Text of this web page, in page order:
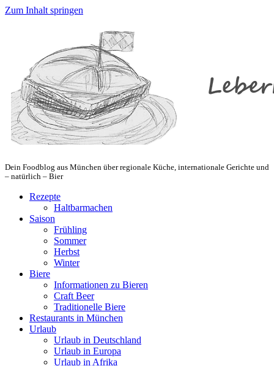
Zum Inhalt springen
Dein Foodblog aus München über regionale Küche, internationale Gerichte und
– natürlich – Bier
Rezepte
Haltbarmachen
Saison
Frühling
Sommer
Herbst
Winter
Biere
Informationen zu Bieren
Craft Beer
Traditionelle Biere
Restaurants in München
Urlaub
Urlaub in Deutschland
Urlaub in Europa
Urlaub in Afrika